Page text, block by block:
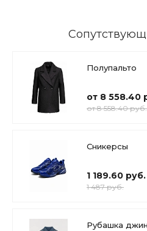
Полупальто
от 8 558.40
от 8 558.40 руб.
Сникерсы
1 189.60 руб.
1 487 руб.
Рубашка